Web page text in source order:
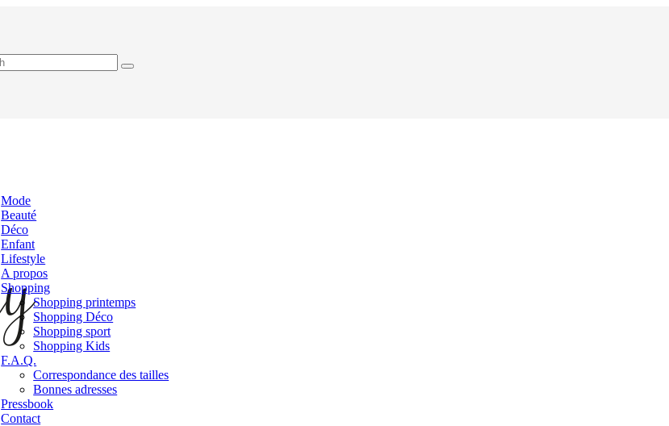
Mode
Beauté
Déco
Enfant
Lifestyle
A propos
Shopping
Shopping printemps
Shopping Déco
Shopping sport
Shopping Kids
F.A.Q.
Correspondance des tailles
Bonnes adresses
Pressbook
Contact